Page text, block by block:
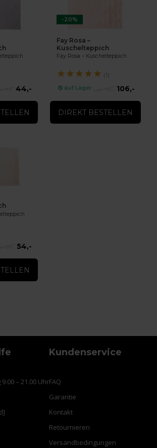
44,-
-20%
Fay Rosa –
Kuschelteppich
Fay Rosa – Kuschelteppich
★★★★★ (1)
auf Lager 106,-
DIREKT BESTELLEN
54,-
– 21.00 Uhr
Kundenservice
FAQ
Garantie
Kontakt
Retournieren
Versandbedingungen